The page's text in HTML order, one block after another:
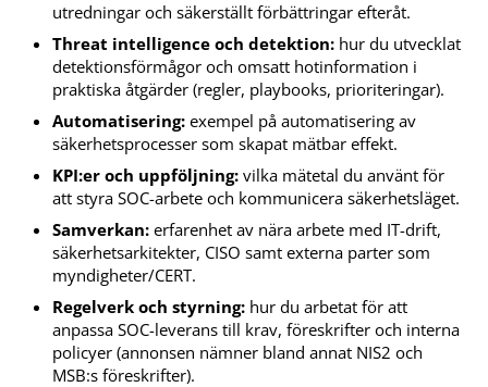
utredningar och säkerställt förbättringar efteråt.
Threat intelligence och detektion: hur du utvecklat
detektionsförmågor och omsatt hotinformation i
praktiska åtgärder (regler, playbooks, prioriteringar).
Automatisering: exempel på automatisering av
säkerhetsprocesser som skapat mätbar effekt.
KPI:er och uppföljning: vilka mätetal du använt för
att styra SOC-arbete och kommunicera säkerhetsläget.
Samverkan: erfarenhet av nära arbete med IT-drift,
säkerhetsarkitekter, CISO samt externa parter som
myndigheter/CERT.
Regelverk och styrning: hur du arbetat för att
anpassa SOC-leverans till krav, föreskrifter och interna
policyer (annonsen nämner bland annat NIS2 och
MSB:s föreskrifter).